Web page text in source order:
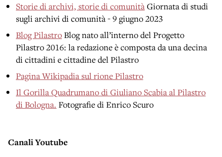
Storie di archivi, storie di comunitàGiornata di studi
sugli archivi di comunità - 9 giugno 2023
Blog PilastroBlog nato all’interno del Progetto
Pilastro 2016: la redazione è composta da una decina
di cittadini e cittadine del Pilastro
Pagina Wikipadia sul rione Pilastro
Il Gorilla Quadrumano di Giuliano Scabia al Pilastro
di Bologna. Fotografie di Enrico Scuro
Canali Youtube